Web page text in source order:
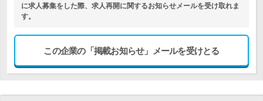
に求人募集をした際、求人再開に関するお知らせメールを受け取れま
す。
この企業の「掲載お知らせ」メールを受けとる